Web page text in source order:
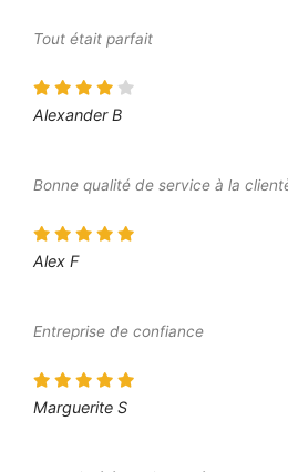
Tout était parfait
Alexander B
Bonne qualité de service à la
Alex F
Entreprise de confiance
Marguerite S